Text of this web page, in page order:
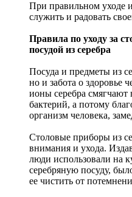
При правильном уходе
служить и радовать
Правила по уходу за
посудой из серебра
Посуда и предметы из
но и забота о здоровье
ионы серебра смягчают
бактерий, а потому
организм человека,
Столовые приборы из
внимания и ухода.
люди использовали на
серебряную посуду,
ее чистить от